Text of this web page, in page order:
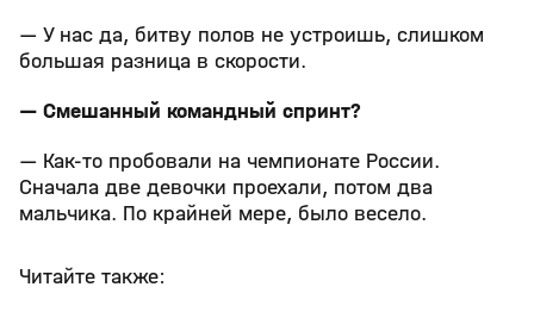
— У нас да, битву полов не устроишь, слишком
большая разница в скорости.
— Смешанный командный спринт?
— Как-то пробовали на чемпионате России.
Сначала две девочки проехали, потом два
мальчика. По крайней мере, было весело.
Читайте также: